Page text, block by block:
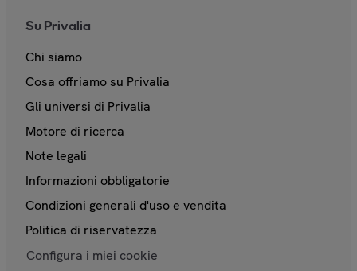
Su Privalia
Chi siamo
Cosa offriamo su Privalia
Gli universi di Privalia
Motore di ricerca
Note legali
Informazioni obbligatorie
Condizioni generali d'uso e vendita
Politica di riservatezza
Configura i miei cookie